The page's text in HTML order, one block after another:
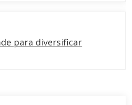
para diversificar